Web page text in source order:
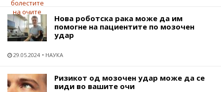
Нова роботска рака може да им
помогне на пациентите по мозочен
удар
29.05.2024 НАУКА
Ризикот од мозочен удар може да се
види во вашите очи